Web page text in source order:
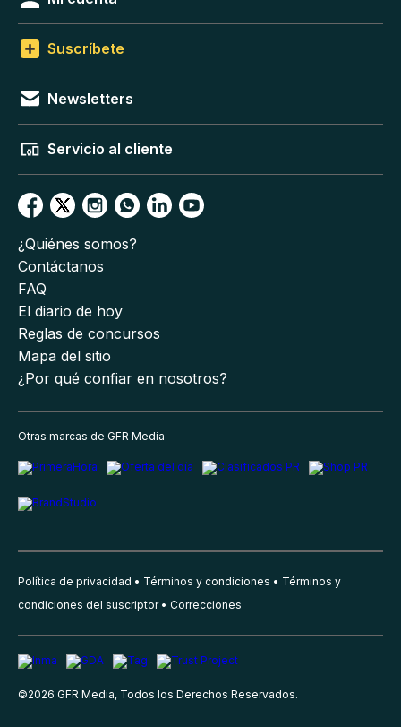
Suscríbete
Newsletters
Servicio al cliente
¿Quiénes somos?
Contáctanos
FAQ
El diario de hoy
Reglas de concursos
Mapa del sitio
¿Por qué confiar en nosotros?
Otras marcas de GFR Media
Política de privacidad Términos y condiciones
Términos y
condiciones del suscriptor
Correcciones
©2026 GFR Media, Todos los Derechos Reservados.